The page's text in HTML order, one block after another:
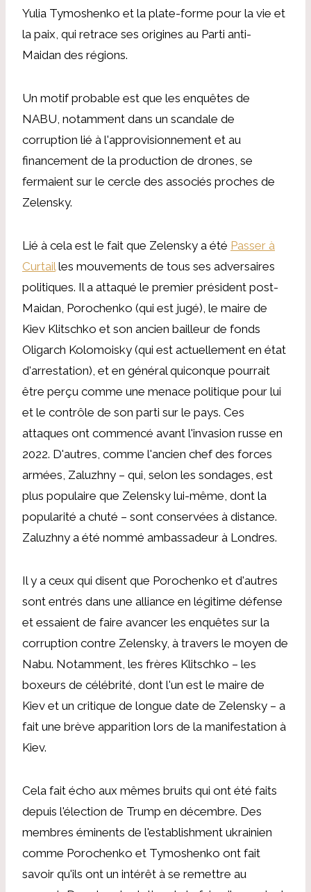
Yulia Tymoshenko et la plate-forme pour la vie et
la paix, qui retrace ses origines au Parti anti-
Maidan des régions.
Un motif probable est que les enquêtes de
NABU, notamment dans un scandale de
corruption lié à l'approvisionnement et au
financement de la production de drones, se
fermaient sur le cercle des associés proches de
Zelensky.
Lié à cela est le fait que Zelensky a été Passer à
Curtail les mouvements de tous ses adversaires
politiques. Il a attaqué le premier président post-
Maidan, Porochenko (qui est jugé), le maire de
Kiev Klitschko et son ancien bailleur de fonds
Oligarch Kolomoisky (qui est actuellement en état
d'arrestation), et en général quiconque pourrait
être perçu comme une menace politique pour lui
et le contrôle de son parti sur le pays. Ces
attaques ont commencé avant l'invasion russe en
2022. D'autres, comme l'ancien chef des forces
armées, Zaluzhny – qui, selon les sondages, est
plus populaire que Zelensky lui-même, dont la
popularité a chuté – sont conservées à distance.
Zaluzhny a été nommé ambassadeur à Londres.
Il y a ceux qui disent que Porochenko et d'autres
sont entrés dans une alliance en légitime défense
et essaient de faire avancer les enquêtes sur la
corruption contre Zelensky, à travers le moyen de
Nabu. Notamment, les frères Klitschko – les
boxeurs de célébrité, dont l'un est le maire de
Kiev et un critique de longue date de Zelensky – a
fait une brève apparition lors de la manifestation à
Kiev.
Cela fait écho aux mêmes bruits qui ont été faits
depuis l'élection de Trump en décembre. Des
membres éminents de l'establishment ukrainien
comme Porochenko et Tymoshenko ont fait
savoir qu'ils ont un intérêt à se remettre au